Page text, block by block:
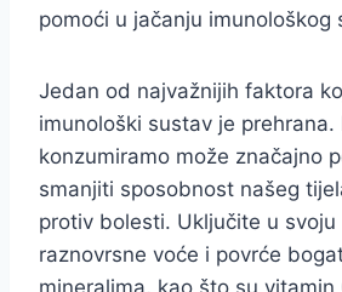
pomoći u jačanju imunološkog
Jedan od najvažnijih faktora
imunološki sustav je prehrana.
konzumiramo može značajno
smanjiti sposobnost našeg
protiv bolesti. Uključite u svoju
raznovrsne voće i povrće
mineralima, kao što su vitamin